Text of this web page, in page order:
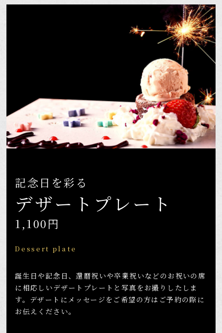
記念日を彩る
デザートプレート
1,100円
Dessert plate
誕生日や記念日、還暦祝いや卒業祝いなどのお祝いの席
に相応しいデザートプレートと写真をお撮りしたしま
す。 デザートにメッセージをご希望の方はご予約の際に
お伝えください。